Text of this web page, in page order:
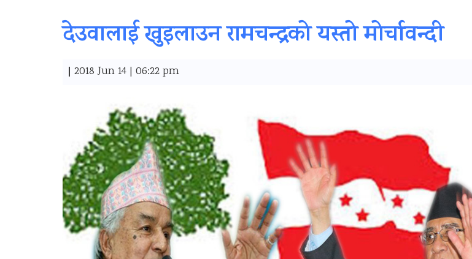
देउवालाई खुइलाउन रामचन्द्रको यस्तो मोर्चावन्दी
| 2018 Jun 14 | 06:22 pm